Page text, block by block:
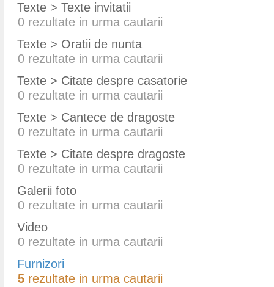
Texte > Texte invitatii
0 rezultate in urma cautarii
Texte > Oratii de nunta
0 rezultate in urma cautarii
Texte > Citate despre casatorie
0 rezultate in urma cautarii
Texte > Cantece de dragoste
0 rezultate in urma cautarii
Texte > Citate despre dragoste
0 rezultate in urma cautarii
Galerii foto
0 rezultate in urma cautarii
Video
0 rezultate in urma cautarii
Furnizori
5 rezultate in urma cautarii